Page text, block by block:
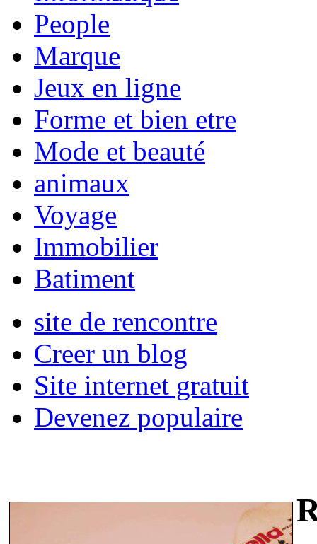
People
Marque
Jeux en ligne
Forme et bien etre
Mode et beauté
animaux
Voyage
Immobilier
Batiment
site de rencontre
Creer un blog
Site internet gratuit
Devenez populaire